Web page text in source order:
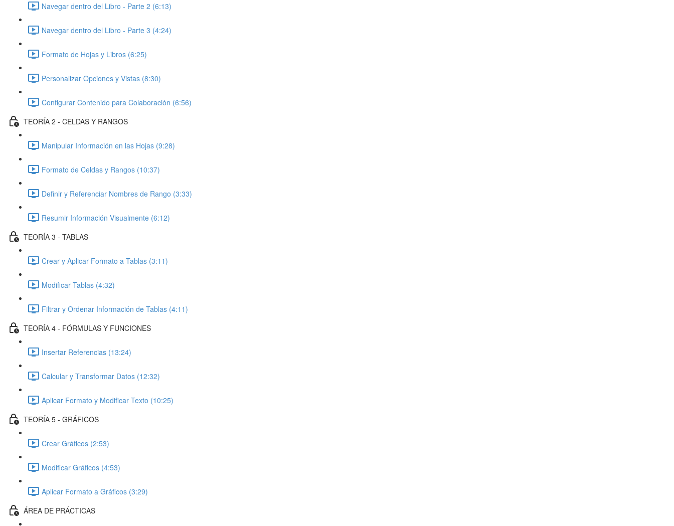
Navegar dentro del Libro - Parte 2 (6:13)
Navegar dentro del Libro - Parte 3 (4:24)
Formato de Hojas y Libros (6:25)
Personalizar Opciones y Vistas (8:30)
Configurar Contenido para Colaboración (6:56)
TEORÍA 2 - CELDAS Y RANGOS
Manipular Información en las Hojas (9:28)
Formato de Celdas y Rangos (10:37)
Definir y Referenciar Nombres de Rango (3:33)
Resumir Información Visualmente (6:12)
TEORÍA 3 - TABLAS
Crear y Aplicar Formato a Tablas (3:11)
Modificar Tablas (4:32)
Filtrar y Ordenar Información de Tablas (4:11)
TEORÍA 4 - FÓRMULAS Y FUNCIONES
Insertar Referencias (13:24)
Calcular y Transformar Datos (12:32)
Aplicar Formato y Modificar Texto (10:25)
TEORÍA 5 - GRÁFICOS
Crear Gráficos (2:53)
Modificar Gráficos (4:53)
Aplicar Formato a Gráficos (3:29)
ÁREA DE PRÁCTICAS